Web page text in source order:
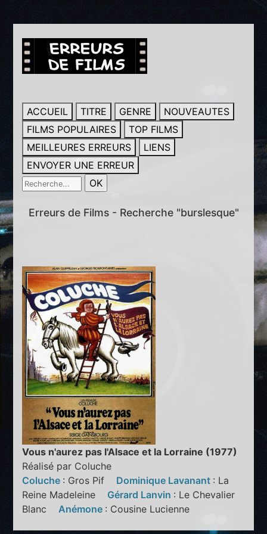
ACCUEIL TITRE GENRE
NOUVEAUTES
FILMS POPULAIRES
TOP FILMS
MEILLEURES ERREURS
LIENS
ENVOYER UNE ERREUR
Erreurs de Films - Recherche "burslesque"
Vous n'aurez pas l'Alsace et la Lorraine (1977)
Réalisé par Coluche
Coluche : Gros Pif Dominique Lavanant : La
Reine Madeleine Gérard Lanvin : Le Chevalier
Blanc Anémone : Cousine Lucienne